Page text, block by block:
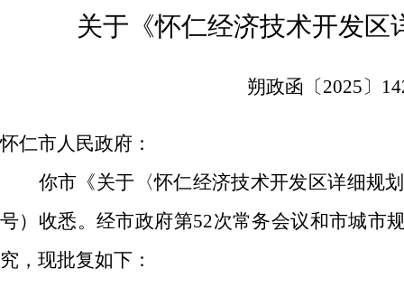
关于《怀仁经济技术开发区
朔政函〔2025〕
怀仁市人民政府：
你市《关于〈怀仁经济技术开发区详细规
号）收悉。经市政府第52次常务会议和市城市
究，现批复如下：